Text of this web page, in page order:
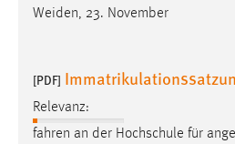
Weiden, 23. November
[PDF]
Relevanz:
fahren an der Hochschule für